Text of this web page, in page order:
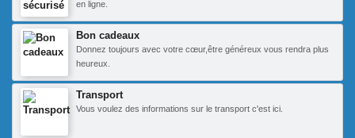
en ligne.
Bon cadeaux
Donnez toujours avec votre cœur,être généreux vous rendra plus
heureux.
Transport
Vous voulez des informations sur le transport c'est ici.